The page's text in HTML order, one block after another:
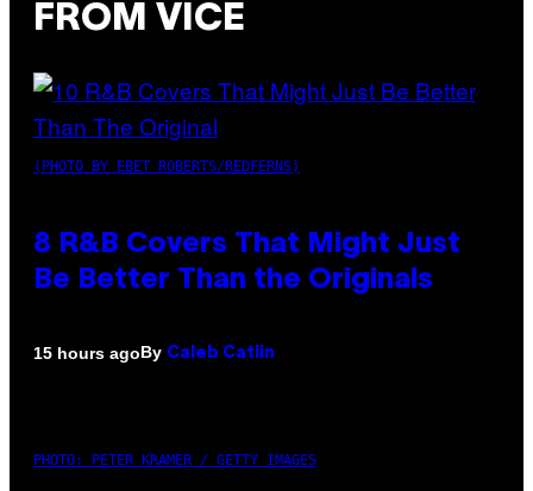
FROM VICE
(PHOTO BY EBET ROBERTS/REDFERNS)
8 R&B Covers That Might Just
Be Better Than the Originals
15 hours agoBy Caleb Catlin
PHOTO: PETER KRAMER / GETTY IMAGES